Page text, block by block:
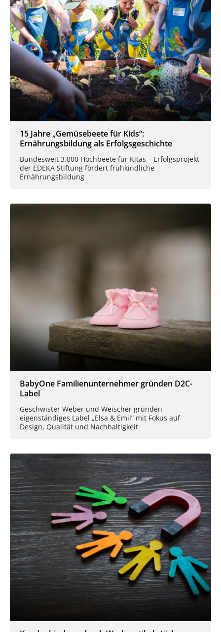
15 Jahre „Gemüsebeete für Kids“:
Ernährungsbildung als Erfolgsgeschichte
Bundesweit 3.000 Hochbeete für Kitas – Erfolgsprojekt
der EDEKA Stiftung fördert frühkindliche
Ernährungsbildung
BabyOne Familienunternehmer gründen D2C-
Label
Geschwister Weber und Weischer gründen
eigenständiges Label „Elsa & Emil“ mit Fokus auf
Design, Qualität und Nachhaltigkeit